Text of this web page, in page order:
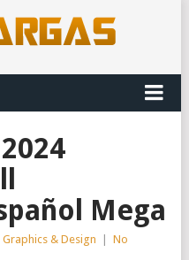
Mega
Graphics & Design
No